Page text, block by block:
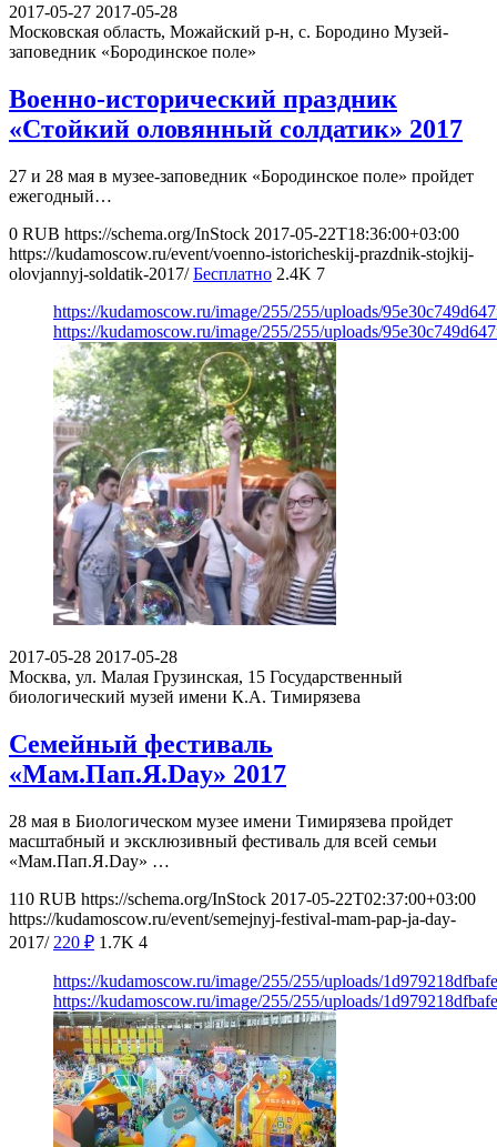
2017-05-27 2017-05-28
Московская область, Можайский р-н, с. Бородино Музей-
заповедник «Бородинское поле»
Военно-исторический праздник
«Стойкий оловянный солдатик» 2017
27 и 28 мая в музее-заповедник «Бородинское поле» пройдет
ежегодный…
0 RUB https://schema.org/InStock 2017-05-22T18:36:00+03:00
https://kudamoscow.ru/event/voenno-istoricheskij-prazdnik-stojkij-
olovjannyj-soldatik-2017/ Бесплатно 2.4K 7
https://kudamoscow.ru/image/255/255/uploads/
https://kudamoscow.ru/image/255/255/uploads/
2017-05-28 2017-05-28
Москва, ул. Малая Грузинская, 15 Государственный
биологический музей имени К.А. Тимирязева
Семейный фестиваль
«Мам.Пап.Я.Day» 2017
28 мая в Биологическом музее имени Тимирязева пройдет
масштабный и эксклюзивный фестиваль для всей семьи
«Мам.Пап.Я.Day» …
110 RUB https://schema.org/InStock 2017-05-22T02:37:00+03:00
https://kudamoscow.ru/event/semejnyj-festival-mam-pap-ja-day-
2017/ 220 ₽ 1.7K 4
https://kudamoscow.ru/image/255/255/uploads/
https://kudamoscow.ru/image/255/255/uploads/